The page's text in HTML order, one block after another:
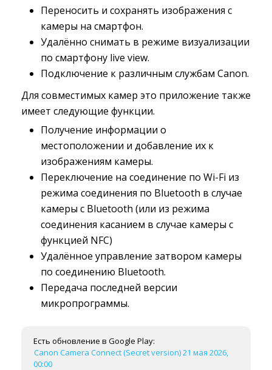
Переносить и сохранять изображения с
камеры на смартфон.
Удалённо снимать в режиме визуализации
по смартфону live view.
Подключение к различным службам Canon.
Для совместимых камер это приложение также
имеет следующие функции.
Получение информации о
местоположении и добавление их к
изображениям камеры.
Переключение на соединение по Wi-Fi из
режима соединения по Bluetooth в случае
камеры с Bluetooth (или из режима
соединения касанием в случае камеры с
функцией NFC)
Удалённое управление затвором камеры
по соединению Bluetooth.
Передача последней версии
микропрограммы.
Есть обновление в Google Play:
Canon Camera Connect (Secret version) 21 мая 2026,
00:00